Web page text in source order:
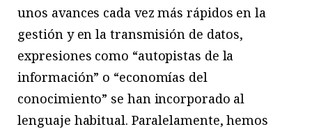
unos avances cada vez más rápidos en la
gestión y en la transmisión de datos,
expresiones como “autopistas de la
información” o “economías del
conocimiento” se han incorporado al
lenguaje habitual. Paralelamente, hemos